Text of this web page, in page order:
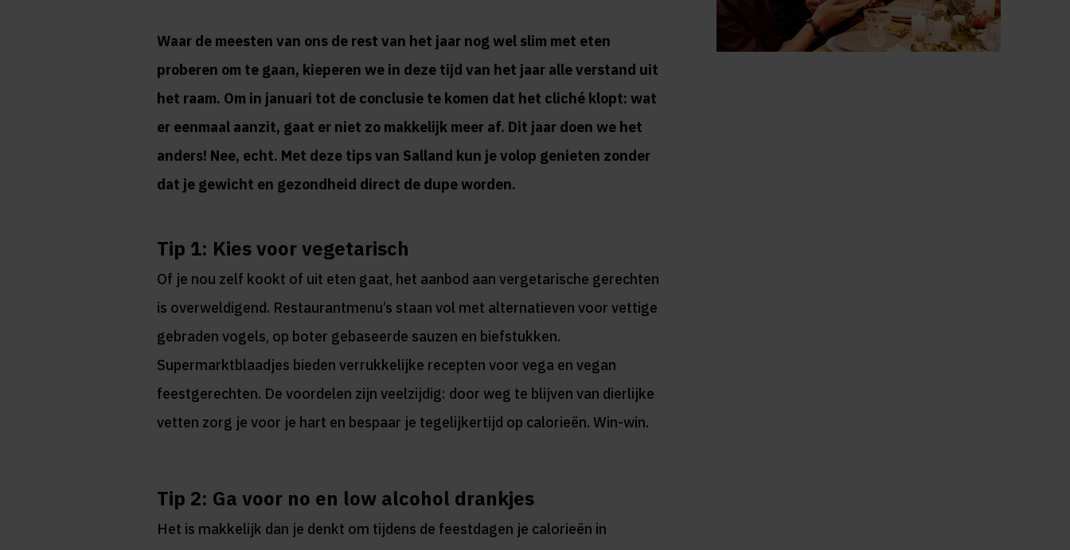
Waar de meesten van ons de rest van het jaar nog wel slim met eten
proberen om te gaan, kieperen we in deze tijd van het jaar alle verstand uit
het raam. Om in januari tot de conclusie te komen dat het cliché klopt: wat
er eenmaal aanzit, gaat er niet zo makkelijk meer af. Dit jaar doen we het
anders! Nee, echt. Met deze tips van Salland kun je volop genieten zonder
dat je gewicht en gezondheid direct de dupe worden.
Tip 1: Kies voor vegetarisch
Of je nou zelf kookt of uit eten gaat, het aanbod aan vergetarische gerechten
is overweldigend. Restaurantmenu’s staan vol met alternatieven voor vettige
gebraden vogels, op boter gebaseerde sauzen en biefstukken.
Supermarktblaadjes bieden verrukkelijke recepten voor vega en vegan
feestgerechten. De voordelen zijn veelzijdig: door weg te blijven van dierlijke
vetten zorg je voor je hart en bespaar je tegelijkertijd op calorieën. Win-win.
Tip 2: Ga voor no en low alcohol drankjes
Het is makkelijk dan je denkt om tijdens de feestdagen je calorieën in